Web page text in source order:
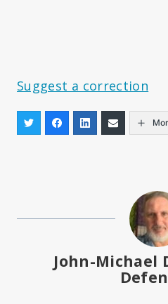
Suggest a correction
John-Michael